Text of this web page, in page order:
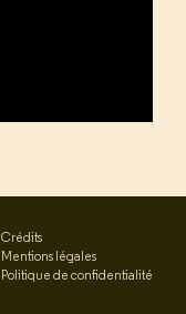
Crédits
Mentions légales
Politique de confidentialité